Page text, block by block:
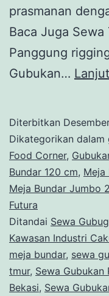
prasmanan
Baca Juga
Panggung
Gubukan…
Diterbitkan
Dikategorikan dalam
Food Corner,
Bundar 120 cm, Meja
Meja Bundar Jumbo
Futura
Ditandai Sewa
Kawasan Industri
meja bundar, sewa
tmur, Sewa Gubukan
Bekasi, Sewa